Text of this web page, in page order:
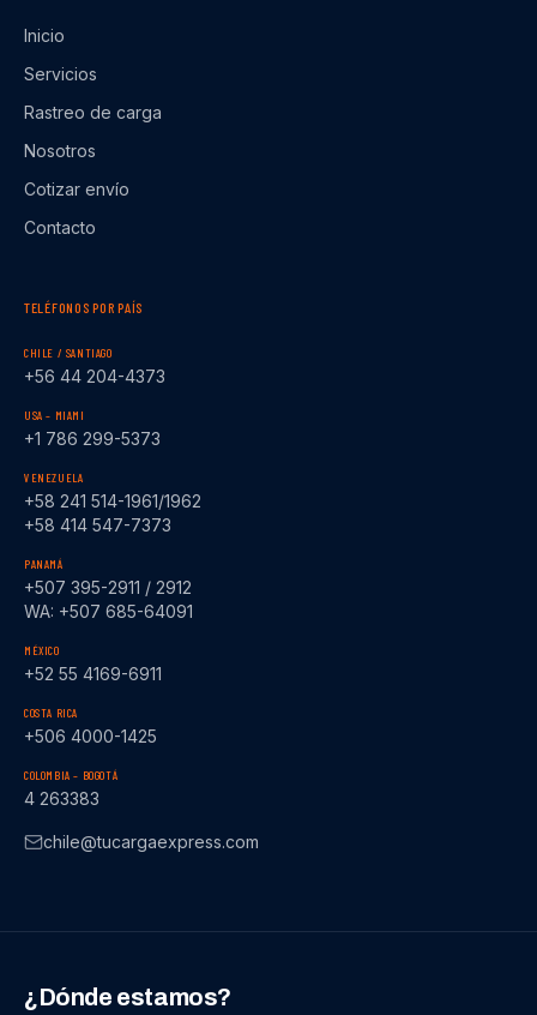
Inicio
Servicios
Rastreo de carga
Nosotros
Cotizar envío
Contacto
TELÉFONOS POR PAÍS
CHILE / SANTIAGO
+56 44 204-4373
USA – MIAMI
+1 786 299-5373
VENEZUELA
+58 241 514-1961/1962
+58 414 547-7373
PANAMÁ
+507 395-2911 / 2912
WA: +507 685-64091
MÉXICO
+52 55 4169-6911
COSTA RICA
+506 4000-1425
COLOMBIA – BOGOTÁ
4 263383
chile@tucargaexpress.com
¿Dónde estamos?